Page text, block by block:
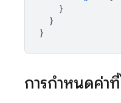
}
}
}
การกำหนดค่า